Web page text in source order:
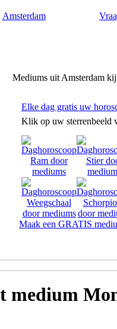
Amsterdam
Mediums uit Amsterdam
Elke dag gratis uw
Klik op uw sterrenbeeld
Maak een GRATIS
medium